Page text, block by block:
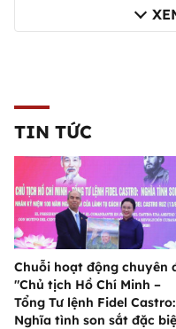
TIN TỨC
Chuỗi hoạt động chuyên
"Chủ tịch Hồ Chí Minh –
Tổng Tư lệnh Fidel Castro:
Nghĩa tình son sắt đặc